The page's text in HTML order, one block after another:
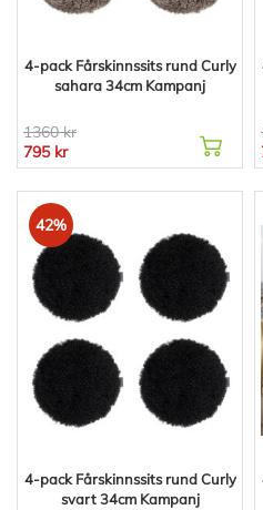
4-pack Fårskinnssits rund Curly
sahara 34cm Kampanj
1360 kr
795 kr
42%
4-pack Fårskinnssits rund Curly
svart 34cm Kampanj